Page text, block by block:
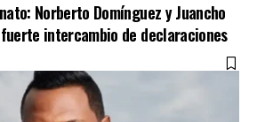
Norberto Domínguez y Juancho
intercambio de declaraciones